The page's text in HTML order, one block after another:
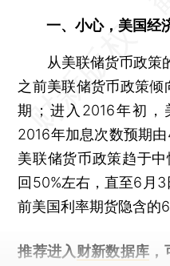
一、小心，美国经济
从美联储货币政策
之前美联储货币政策
期；进入2016年初
2016年加息次数预期
美联储货币政策趋于
回50%左右，直至6月
前美国利率期货隐含的
推荐进入 财新数据库